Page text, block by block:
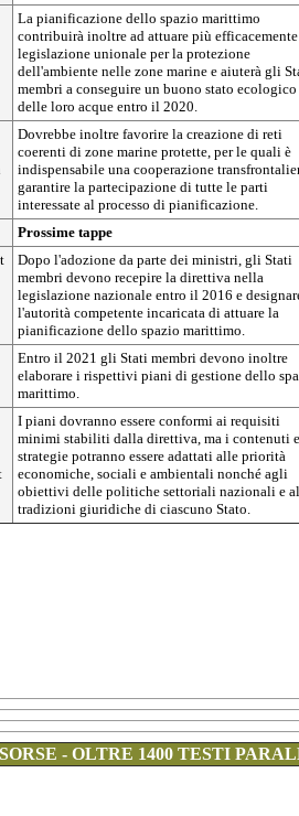
La pianificazione dello spazio marittimo
contribuirà inoltre ad attuare più
legislazione unionale per la protezione
dell'ambiente nelle zone marine e aiuterà gli
membri a conseguire un buono stato ecologico
delle loro acque entro il 2020.
Dovrebbe inoltre favorire la creazione di reti
coerenti di zone marine protette, per le quali è
indispensabile una cooperazione
garantire la partecipazione di tutte le parti
interessate al processo di pianificazione.
Prossime tappe
Dopo l'adozione da parte dei ministri, gli Stati
membri devono recepire la direttiva nella
legislazione nazionale entro il 2016 e
l'autorità competente incaricata di attuare la
pianificazione dello spazio marittimo.
Entro il 2021 gli Stati membri devono inoltre
elaborare i rispettivi piani di gestione dello
marittimo.
I piani dovranno essere conformi ai requisiti
minimi stabiliti dalla direttiva, ma i contenuti
strategie potranno essere adattati alle priorità
economiche, sociali e ambientali nonché agli
obiettivi delle politiche settoriali nazionali e
tradizioni giuridiche di ciascuno Stato.
- OLTRE 1400 TESTI